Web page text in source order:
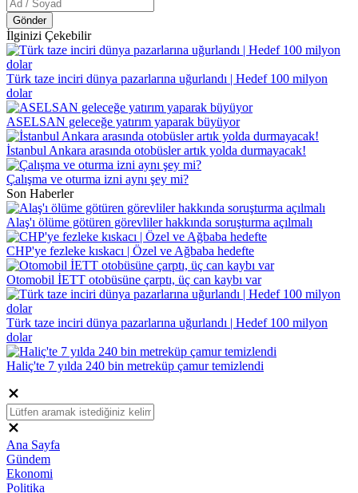
Gönder
İlginizi Çekebilir
Türk taze inciri dünya pazarlarına uğurlandı | Hedef 100 milyon
dolar
ASELSAN geleceğe yatırım yaparak büyüyor
İstanbul Ankara arasında otobüsler artık yolda durmayacak!
Çalışma ve oturma izni aynı şey mi?
Son Haberler
Alaş'ı ölüme götüren görevliler hakkında soruşturma açılmalı
CHP'ye fezleke kıskacı | Özel ve Ağbaba hedefte
Otomobil İETT otobüsüne çarptı, üç can kaybı var
Türk taze inciri dünya pazarlarına uğurlandı | Hedef 100 milyon
dolar
Haliç'te 7 yılda 240 bin metreküp çamur temizlendi
Ana Sayfa
Gündem
Ekonomi
Politika